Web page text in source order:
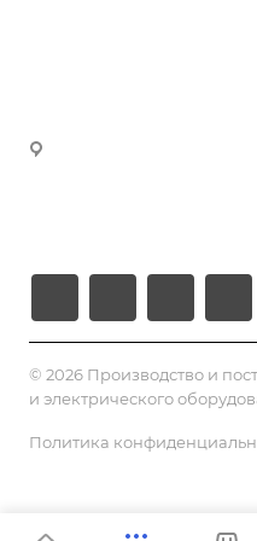
© 2026 Производство и
и электрического
Политика